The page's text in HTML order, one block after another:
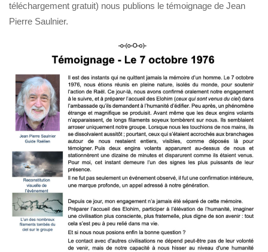
téléchargement gratuit) nous publions le témoignage de Jean
Pierre Saulnier.